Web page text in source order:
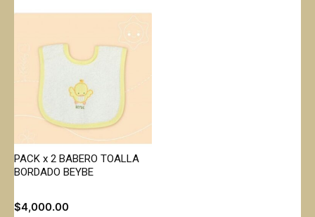
PACK x 2 BABERO TOALLA
BORDADO BEYBE
$4,000.00